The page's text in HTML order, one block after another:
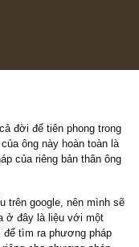
Wyckoff
cả đời để tiên phong
pháp của riêng bản thân